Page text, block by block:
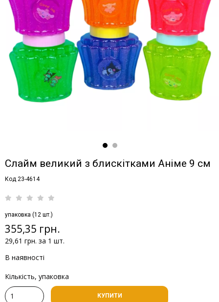
Слайм великий з блискітками Аніме 9 см
Код 23-4614
упаковка (12 шт.)
355,35 грн.
29,61 грн. за 1 шт.
В наявності
Кількість, упаковка
КУПИТИ